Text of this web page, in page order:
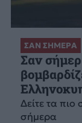
ΣΑΝ ΣΗΜΕΡΑ
Σαν
Δείτε τα
σήμερα